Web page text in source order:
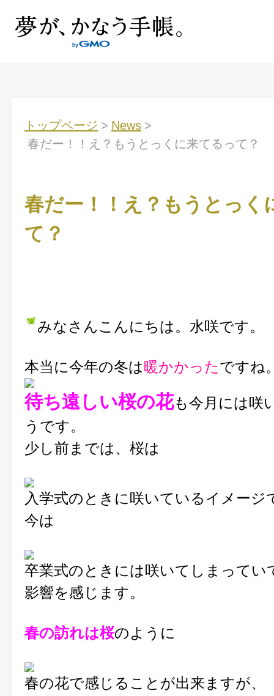
トップページ > News >
春だー！！え？もうとっくに来てるって？
春だー！！え？もうとっく
て？
みなさんこんにちは。水咲です。
本当に今年の冬は暖かかったですね
待ち遠しい桜の花も今月には咲
うです。
少し前までは、桜は
入学式のときに咲いているイメージ
今は
卒業式のときには咲いてしまってい
影響を感じます。
春の訪れは桜のように
春の花で感じることが出来ますが、